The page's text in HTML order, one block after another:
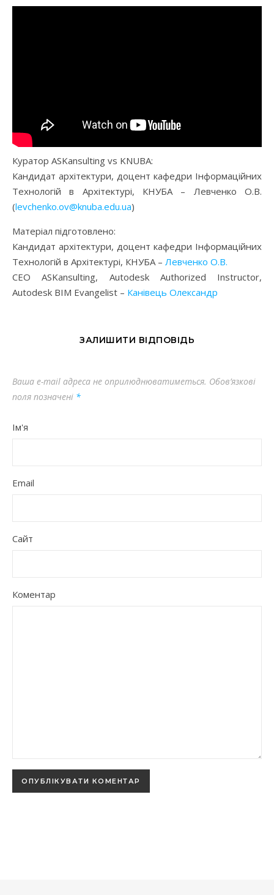
Куратор ASKansulting vs KNUBA:
Кандидат архітектури, доцент кафедри Інформаційних
Технологій в Архітектурі, КНУБА – Левченко О.В.
(levchenko.ov@knuba.edu.ua)
Матеріал підготовлено:
Кандидат архітектури, доцент кафедри Інформаційних
Технологій в Архітектурі, КНУБА – Левченко О.В.
CEO ASKansulting, Autodesk Authorized Instructor,
Autodesk BIM Evangelist – Канівець Олександр
ЗАЛИШИТИ ВІДПОВІДЬ
Ваша e-mail адреса не оприлюднюватиметься. Обов’язкові
поля позначені *
Ім'я
Email
Сайт
Коментар